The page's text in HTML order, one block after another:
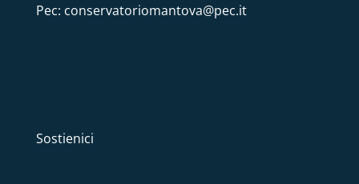
Pec: conservatoriomantova@pec.it
Sostienici